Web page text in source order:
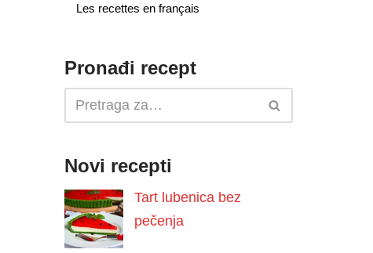
Les recettes en français
Pronađi recept
Novi recepti
Tart lubenica bez
pečenja